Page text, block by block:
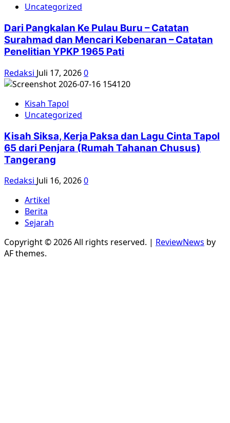
Uncategorized
Dari Pangkalan Ke Pulau Buru – Catatan
Surahmad dan Mencari Kebenaran – Catatan
Penelitian YPKP 1965 Pati
Redaksi Juli 17, 20260
Kisah Tapol
Uncategorized
Kisah Siksa, Kerja Paksa dan Lagu Cinta Tapol
65 dari Penjara (Rumah Tahanan Chusus)
Tangerang
Redaksi Juli 16, 20260
Artikel
Berita
Sejarah
Copyright © 2026 All rights reserved. | ReviewNews by
AF themes.